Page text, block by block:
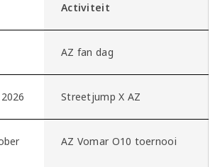
Activiteit
AZ fan dag
Streetjump X AZ
AZ Vomar O10 toernooi